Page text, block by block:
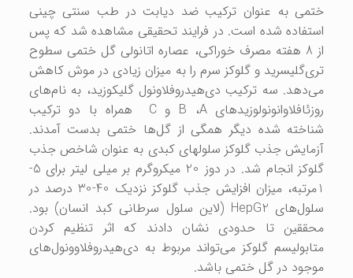
ختمی به عنوان ترکیب ضد دیابت در طب سنتی چینی
استفاده شده است. در فرایند تحقیقی مشاهده شد که پس
از 8 هفته مصرف خوراکی، عصاره اتانولی گل ختمی سطوح
تری‌گلیسرید و گلوکز سرم را به میزان زیادی در موش کاهش
می‌دهد. سه ترکیب دی‌هیدروفلاونول گلیکوزید، به نام‌های
روزئافلاوانونولوزیدهایA، B وC همراه با دو ترکیب
شناخته شده دیگر همگی از گل‌ها ختمی بدست آمدند.
آزمایش جذب گلوکز سلولهای کبدی به عنوان شاخص جذب
گلوکز انجام شد. در دوز 20 میکروگرم بر میلی لیتر برای 5-
1مرتبه، میزان افزایش جذب گلوکز نزدیک 40-30 درصد در
سلول‌های HepG2 (لاین سلول سرطانی کبد انسان) بود.
محققین تا حدودی نشان دادند که اثر تنظیم کردن
متابولیسم گلوکز می‌تواند مربوط به دی‌هیدروفلاوونول‌های
موجود در گل ختمی باشد.